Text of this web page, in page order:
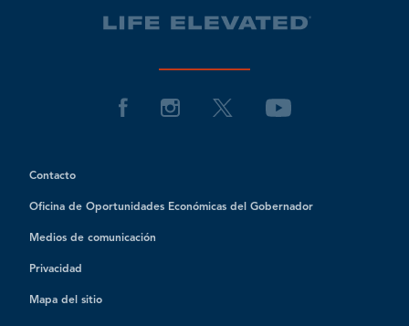
Contacto
Oficina de Oportunidades Económicas del Gobernador
Medios de comunicación
Privacidad
Mapa del sitio